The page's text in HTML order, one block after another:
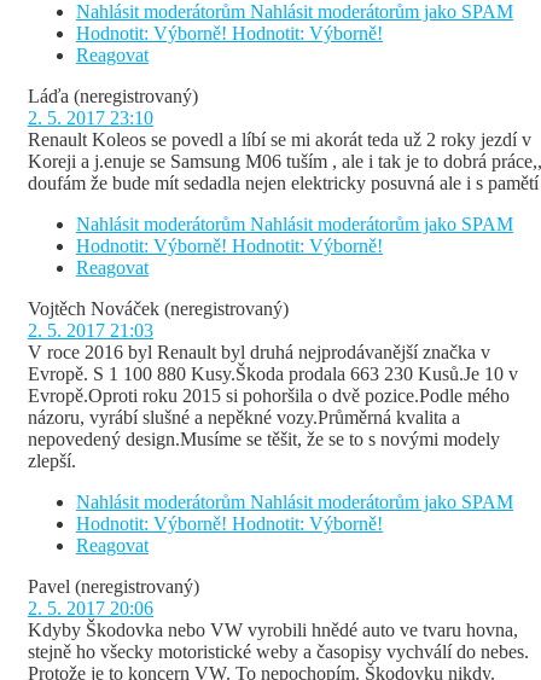
Nahlásit moderátorům Nahlásit moderátorům jako SPAM
Hodnotit: Výborně! Hodnotit: Výborně!
Reagovat
Láďa (neregistrovaný)
2. 5. 2017 23:10
Renault Koleos se povedl a líbí se mi akorát teda už 2 roky jezdí v
Koreji a j.enuje se Samsung M06 tuším , ale i tak je to dobrá práce,,
doufám že bude mít sedadla nejen elektricky posuvná ale i s pamětí
Nahlásit moderátorům Nahlásit moderátorům jako SPAM
Hodnotit: Výborně! Hodnotit: Výborně!
Reagovat
Vojtěch Nováček (neregistrovaný)
2. 5. 2017 21:03
V roce 2016 byl Renault byl druhá nejprodávanější značka v
Evropě. S 1 100 880 Kusy.Škoda prodala 663 230 Kusů.Je 10 v
Evropě.Oproti roku 2015 si pohoršila o dvě pozice.Podle mého
názoru, vyrábí slušné a nepěkné vozy.Průměrná kvalita a
nepovedený design.Musíme se těšit, že se to s novými modely
zlepší.
Nahlásit moderátorům Nahlásit moderátorům jako SPAM
Hodnotit: Výborně! Hodnotit: Výborně!
Reagovat
Pavel (neregistrovaný)
2. 5. 2017 20:06
Kdyby Škodovka nebo VW vyrobili hnědé auto ve tvaru hovna,
stejně ho všecky motoristické weby a časopisy vychválí do nebes.
Protože je to koncern VW. To nepochopím. Škodovku nikdy.